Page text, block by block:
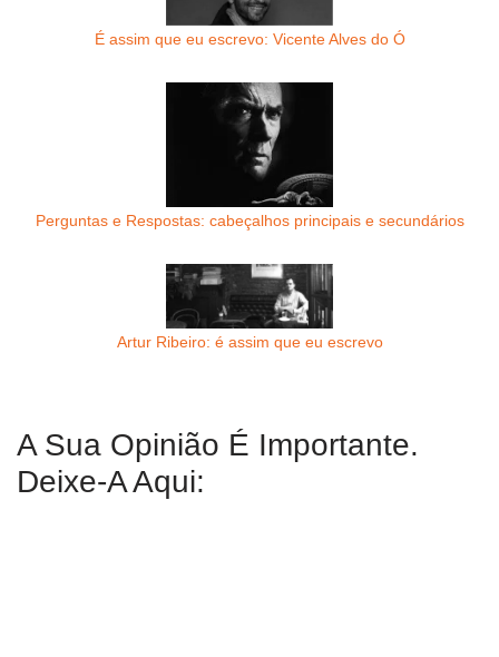
É assim que eu escrevo: Vicente Alves do Ó
Perguntas e Respostas: cabeçalhos principais e secundários
Artur Ribeiro: é assim que eu escrevo
A Sua Opinião É Importante.
Deixe-A Aqui: